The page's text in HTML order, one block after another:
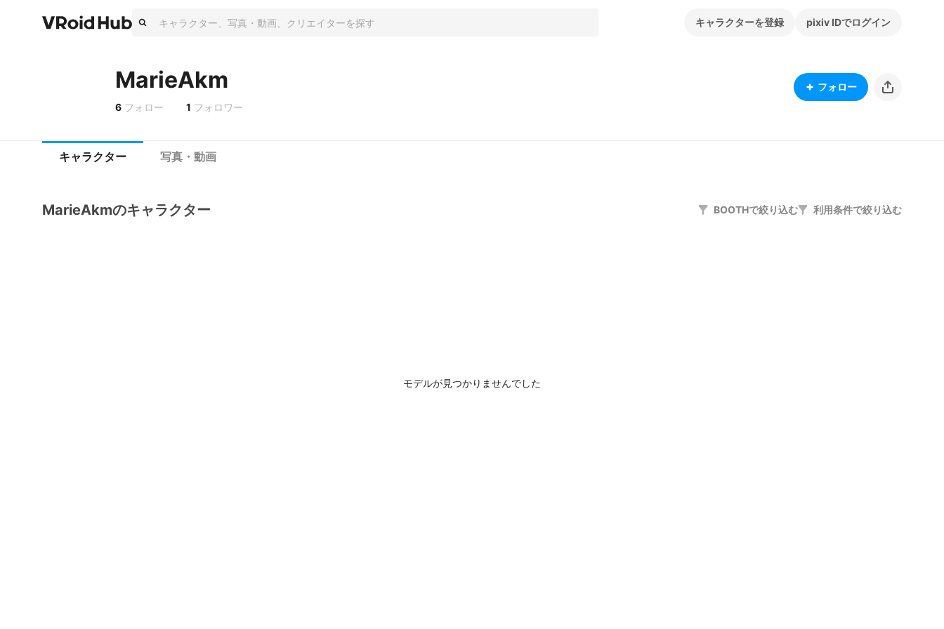
キャラクターを登録 pixiv IDでログイン
MarieAkm
6 フォロー 1 フォロワー
フォロー
キャラクター 写真・動画
MarieAkmのキャラクター BOOTHで絞り込む 利用条件で絞り込む
モデルが見つかりませんでした